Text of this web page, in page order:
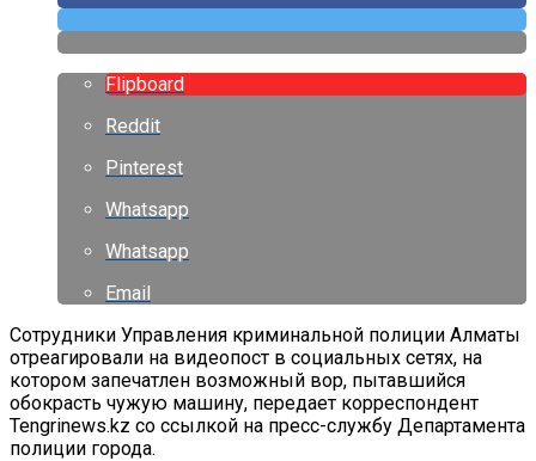
Flipboard
Reddit
Pinterest
Whatsapp
Whatsapp
Email
Сотрудники Управления криминальной полиции Алматы
отреагировали на видеопост в социальных сетях, на
котором запечатлен возможный вор, пытавшийся
обокрасть чужую машину, передает корреспондент
Tengrinews.kz со ссылкой на пресс-службу Департамента
полиции города.